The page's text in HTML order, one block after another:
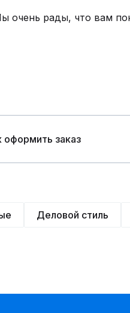
очень рады, что вам
оформить заказ
Деловой стиль